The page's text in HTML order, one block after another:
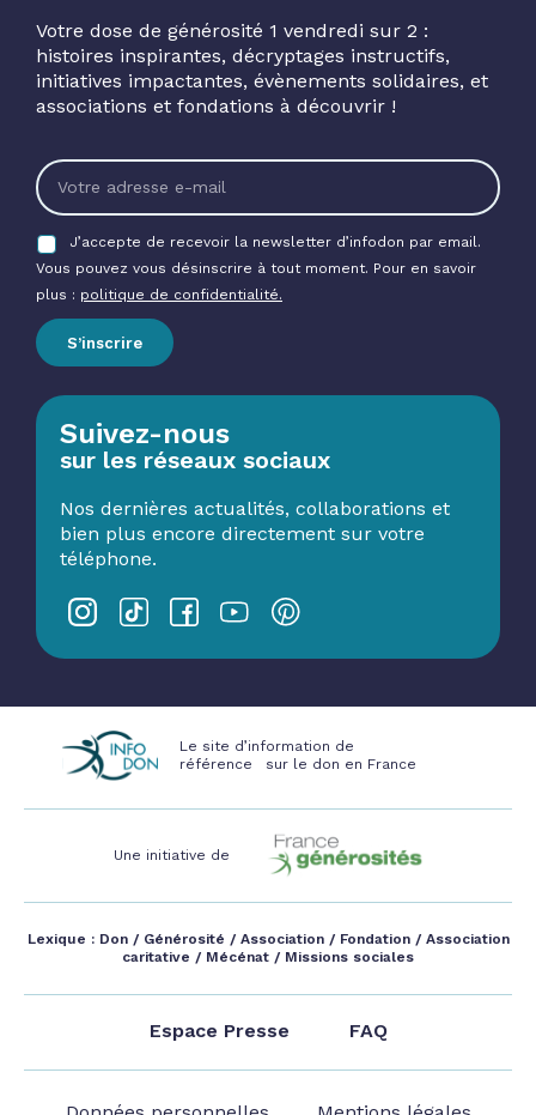
Votre dose de générosité 1 vendredi sur 2 :
histoires inspirantes, décryptages instructifs,
initiatives impactantes, évènements solidaires, et
associations et fondations à découvrir !
J’accepte de recevoir la newsletter d’infodon par email.
Vous pouvez vous désinscrire à tout moment. Pour en savoir
plus : politique de confidentialité.
S’inscrire
Suivez-nous
sur les réseaux sociaux
Nos dernières actualités, collaborations et
bien plus encore directement sur votre
téléphone.
Le site d’information de
référence sur le don en France
Une initiative de
Lexique : Don/ Générosité / Association/ Fondation/ Association
caritative / Mécénat / Missions sociales
Espace Presse FAQ